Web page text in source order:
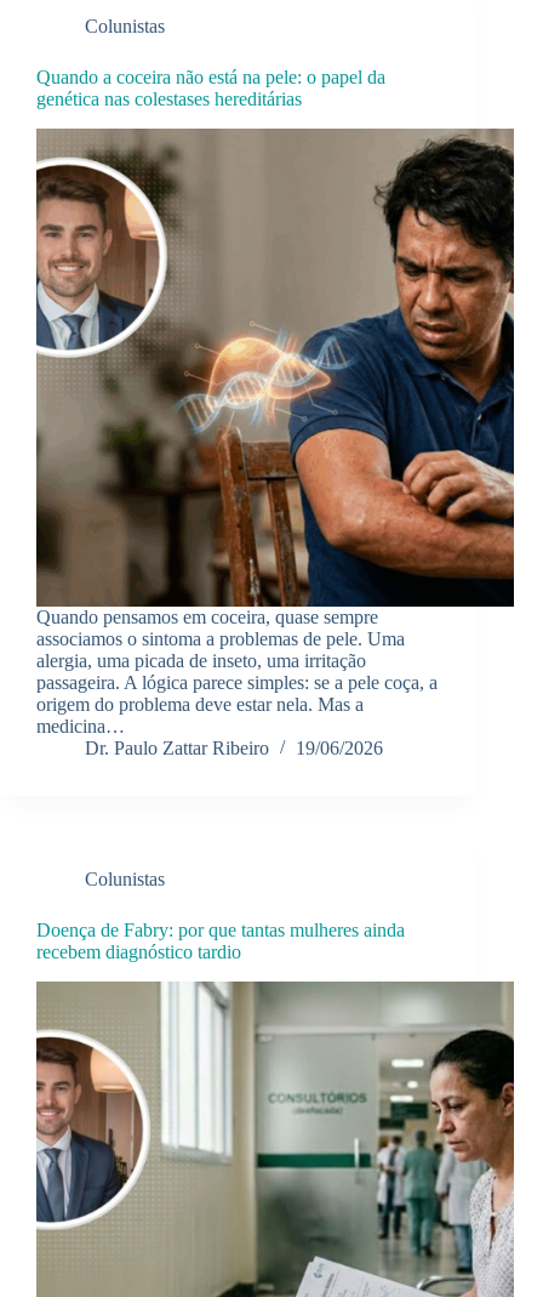
Colunistas
Quando a coceira não está na pele: o papel da
genética nas colestases hereditárias
Quando pensamos em coceira, quase sempre
associamos o sintoma a problemas de pele. Uma
alergia, uma picada de inseto, uma irritação
passageira. A lógica parece simples: se a pele coça, a
origem do problema deve estar nela. Mas a
medicina…
Dr. Paulo Zattar Ribeiro
19/06/2026
Colunistas
Doença de Fabry: por que tantas mulheres ainda
recebem diagnóstico tardio